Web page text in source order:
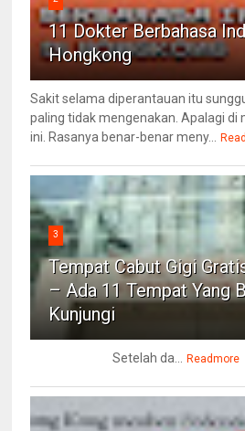
11 Dokter Berbahasa
Hongkong
Sakit selama diperantauan itu
paling tidak mengenakan. Apalagi di
ini. Rasanya benar-benar meny...
3
Tempat Cabut Gigi
– Ada 11 Tempat Yang
Kunjungi
Setelah da... Readmore